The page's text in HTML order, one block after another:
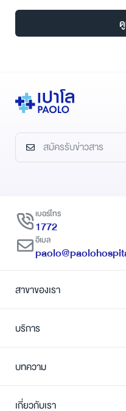
เพราะการออกกำลังกายจะทำให้มี
เบอร์โทร
1772
อีเมล
สาขาของเรา
บริการ
บทความ
เกี่ยวกับเรา